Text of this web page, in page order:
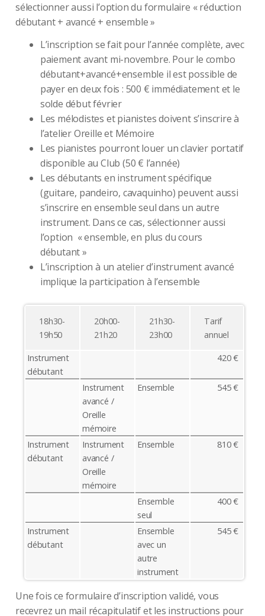
sélectionner aussi l’option du formulaire « réduction
débutant + avancé + ensemble »
L’inscription se fait pour l’année complète, avec
paiement avant mi-novembre. Pour le combo
débutant+avancé+ensemble il est possible de
payer en deux fois : 500 € immédiatement et le
solde début février
Les mélodistes et pianistes doivent s’inscrire à
l’atelier Oreille et Mémoire
Les pianistes pourront louer un clavier portatif
disponible au Club (50 € l’année)
Les débutants en instrument spécifique
(guitare, pandeiro, cavaquinho) peuvent aussi
s’inscrire en ensemble seul dans un autre
instrument. Dans ce cas, sélectionner aussi
l’option « ensemble, en plus du cours
débutant »
L’inscription à un atelier d’instrument avancé
implique la participation à l’ensemble
18h30-
19h50
20h00-
21h20
21h30-
23h00
Tarif
annuel
Instrument
débutant
420 €
Instrument
avancé /
Oreille
mémoire
Ensemble 545 €
Instrument
débutant
Instrument
avancé /
Oreille
mémoire
Ensemble 810 €
Ensemble
seul
400 €
Instrument
débutant
Ensemble
avec un
autre
instrument
545 €
Une fois ce formulaire d’inscription validé, vous
recevrez un mail récapitulatif et les instructions pour